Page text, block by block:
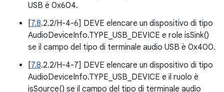
USB è 0x604.
[7.8.2.2/H-4-6] DEVE elencare un dispositivo di tipo
AudioDeviceInfo.TYPE_USB_DEVICE e role isSink()
se il campo del tipo di terminale audio USB è 0x400.
[7.8.2.2/H-4-7] DEVE elencare un dispositivo di tipo
AudioDeviceInfo.TYPE_USB_DEVICE e il ruolo è
isSource() se il campo del tipo di terminale audio